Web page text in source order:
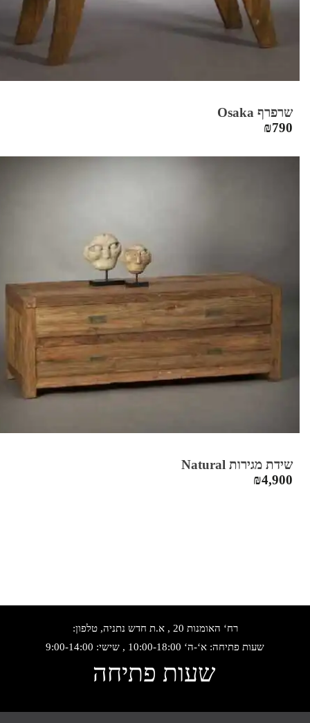
שרפרף Osaka
₪790
שידת מגירות Natural
₪4,900
רח‘ האומנות 20 , א.ת חדש נתניה, טלפון:
שעות פתיחה: א‘-ה‘ 10:00-18:00 , שישי: 9:00-14:00
שעות פתיחה